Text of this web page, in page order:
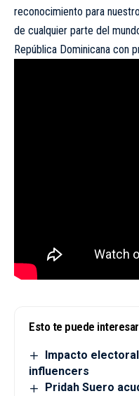
reconocimiento para
de cualquier parte del
República Dominicana con
Esto te puede interesar
Impacto
influencers
Pridah Suero